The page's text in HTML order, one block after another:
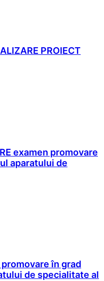
PROIECT
examen promovare
aparatului de
în grad
de specialitate al